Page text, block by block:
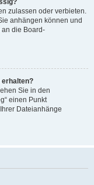
zulassen oder verbieten.
anhängen können und
die Board-
erhalten?
Sie in den
einen Punkt
Dateianhänge